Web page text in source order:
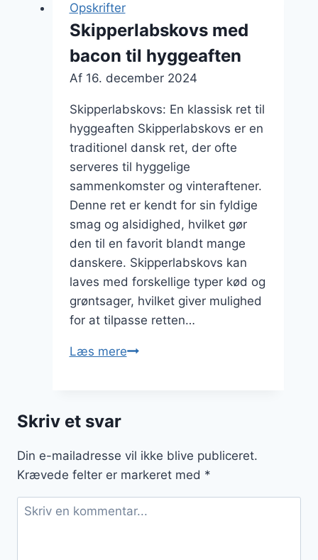
hverdagsret
Opskrifter
Skipperlabskovs med
bacon til hyggeaften
Af 16. december 2024
Skipperlabskovs: En klassisk ret til
hyggeaften Skipperlabskovs er en
traditionel dansk ret, der ofte
serveres til hyggelige
sammenkomster og vinteraftener.
Denne ret er kendt for sin fyldige
smag og alsidighed, hvilket gør
den til en favorit blandt mange
danskere. Skipperlabskovs kan
laves med forskellige typer kød og
grøntsager, hvilket giver mulighed
for at tilpasse retten…
Læs mereSkipperlabskovs
Skriv et svar
Din e-mailadresse vil ikke blive publiceret.
Krævede felter er markeret med *